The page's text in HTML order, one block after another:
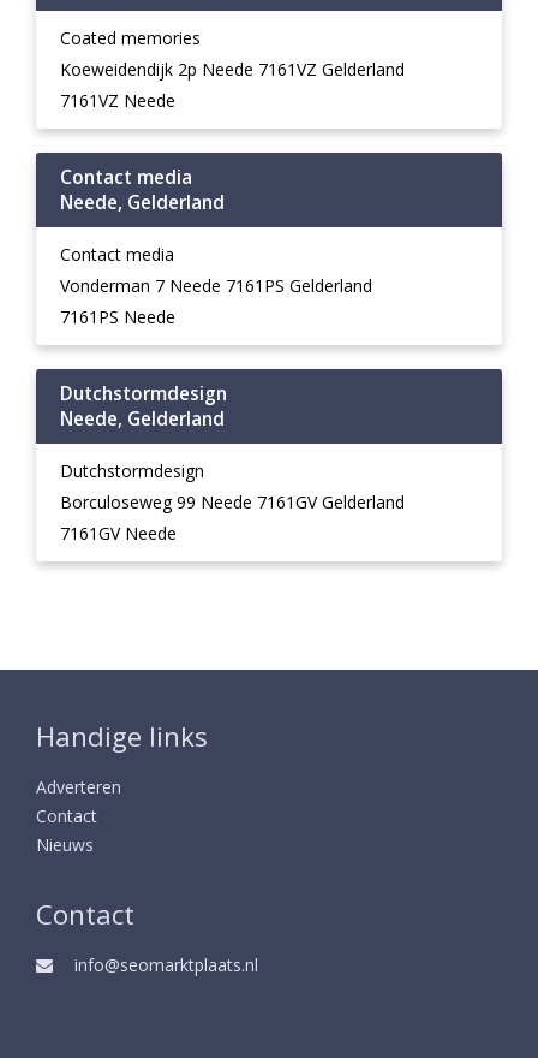
Coated memories
Koeweidendijk 2p Neede 7161VZ Gelderland
7161VZ Neede
Contact media
Neede, Gelderland
Contact media
Vonderman 7 Neede 7161PS Gelderland
7161PS Neede
Dutchstormdesign
Neede, Gelderland
Dutchstormdesign
Borculoseweg 99 Neede 7161GV Gelderland
7161GV Neede
Handige links
Adverteren
Contact
Nieuws
Contact
info@seomarktplaats.nl